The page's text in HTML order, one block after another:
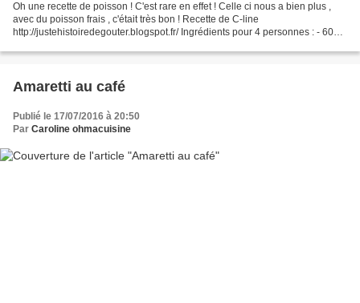
Oh une recette de poisson ! C'est rare en effet ! Celle ci nous a bien plus ,
avec du poisson frais , c'était très bon ! Recette de C-line
http://justehistoiredegouter.blogspot.fr/ Ingrédients pour 4 personnes : - 600g
Amaretti au café
Publié le 17/07/2016 à 20:50
Par Caroline ohmacuisine